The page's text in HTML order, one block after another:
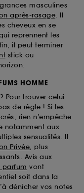
masculines
après-rasage. Il
cheveux en se
reprennent les
il peut terminer
stick ou
HOMME
? Pour trouver celui
de règle ! Si les
rien n’empêche
notamment aux
sensualités. Il
Privée, plus
Avis aux
parfum vont
soit dans la
dénicher vos notes